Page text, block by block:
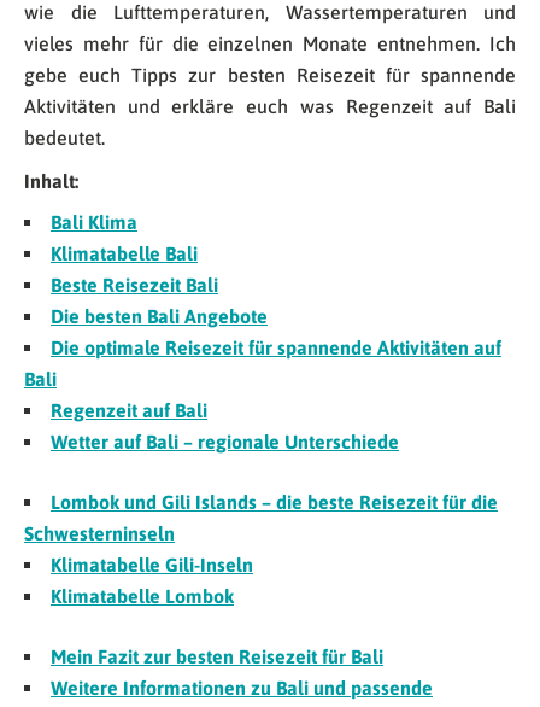
wie die Lufttemperaturen, Wassertemperaturen und
vieles mehr für die einzelnen Monate entnehmen. Ich
gebe euch Tipps zur besten Reisezeit für spannende
Aktivitäten und erkläre euch was Regenzeit auf Bali
bedeutet.
Inhalt:
Bali Klima
Klimatabelle Bali
Beste Reisezeit Bali
Die besten Bali Angebote
Die optimale Reisezeit für spannende Aktivitäten auf
Bali
Regenzeit auf Bali
Wetter auf Bali – regionale Unterschiede
Lombok und Gili Islands – die beste Reisezeit für die
Schwesterninseln
Klimatabelle Gili-Inseln
Klimatabelle Lombok
Mein Fazit zur besten Reisezeit für Bali
Weitere Informationen zu Bali und passende